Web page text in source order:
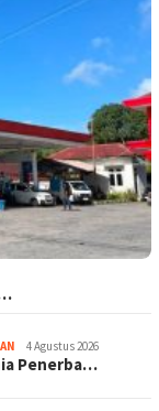
4 Agustus 2026
Penerba…